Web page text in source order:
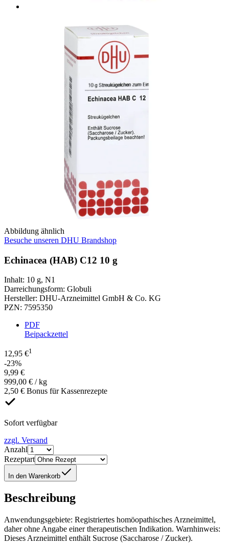
Abbildung ähnlich
Besuche unseren DHU Brandshop
Echinacea (HAB) C12 10 g
Inhalt: 10 g, N1
Darreichungsform: Globuli
Hersteller: DHU-Arzneimittel GmbH & Co. KG
PZN: 7595350
PDF
Beipackzettel
12,95 €1
-23%
9,99 €
999,00 € / kg
2,50 € Bonus für Kassenrezepte
Sofort verfügbar
zzgl. Versand
Anzahl
Rezeptart
In den Warenkorb
Beschreibung
Anwendungsgebiete: Registriertes homöopathisches Arzneimittel,
daher ohne Angabe einer therapeutischen Indikation. Warnhinweis:
Dieses Arzneimittel enthält Sucrose (Saccharose / Zucker).